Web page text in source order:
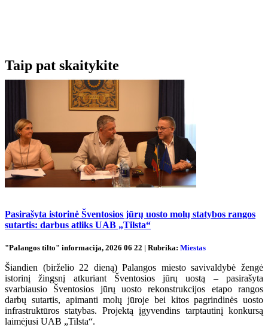
Taip pat skaitykite
Pasirašyta istorinė Šventosios jūrų uosto molų statybos rangos
sutartis: darbus atliks UAB „Tilsta“
"Palangos tilto" informacija, 2026 06 22 | Rubrika: Miestas
Šiandien (birželio 22 dieną) Palangos miesto savivaldybė žengė
istorinį žingsnį atkuriant Šventosios jūrų uostą – pasirašyta
svarbiausio Šventosios jūrų uosto rekonstrukcijos etapo rangos
darbų sutartis, apimanti molų jūroje bei kitos pagrindinės uosto
infrastruktūros statybas. Projektą įgyvendins tarptautinį konkursą
laimėjusi UAB „Tilsta“.